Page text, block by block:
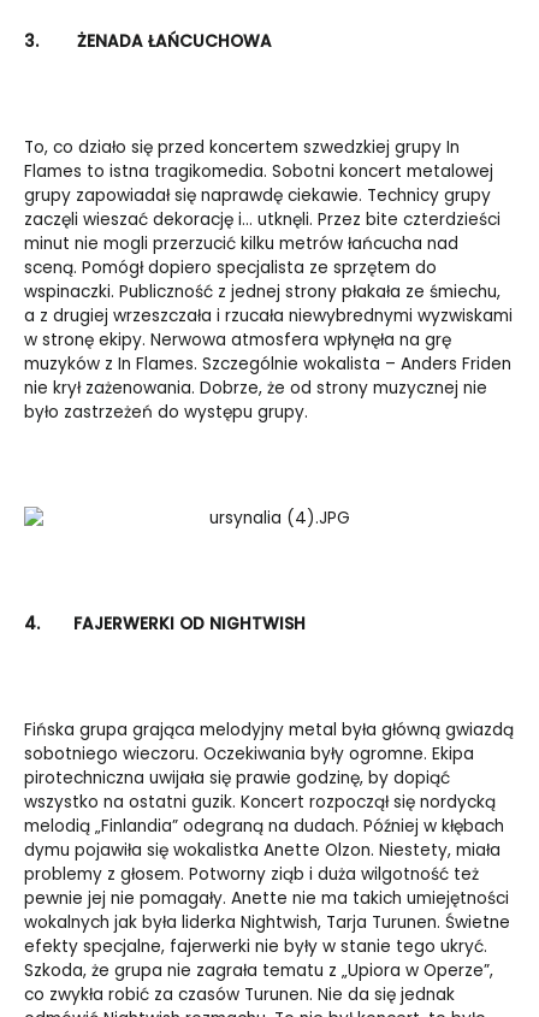
3. ŻENADA ŁAŃCUCHOWA
To, co działo się przed koncertem szwedzkiej grupy In
Flames to istna tragikomedia. Sobotni koncert metalowej
grupy zapowiadał się naprawdę ciekawie. Technicy grupy
zaczęli wieszać dekorację i… utknęli. Przez bite czterdzieści
minut nie mogli przerzucić kilku metrów łańcucha nad
sceną. Pomógł dopiero specjalista ze sprzętem do
wspinaczki. Publiczność z jednej strony płakała ze śmiechu,
a z drugiej wrzeszczała i rzucała niewybrednymi wyzwiskami
w stronę ekipy. Nerwowa atmosfera wpłynęła na grę
muzyków z In Flames. Szczególnie wokalista – Anders Friden
nie krył zażenowania. Dobrze, że od strony muzycznej nie
było zastrzeżeń do występu grupy.
4. FAJERWERKI OD NIGHTWISH
Fińska grupa grająca melodyjny metal była główną gwiazdą
sobotniego wieczoru. Oczekiwania były ogromne. Ekipa
pirotechniczna uwijała się prawie godzinę, by dopiąć
wszystko na ostatni guzik. Koncert rozpoczął się nordycką
melodią „Finlandia” odegraną na dudach. Później w kłębach
dymu pojawiła się wokalistka Anette Olzon. Niestety, miała
problemy z głosem. Potworny ziąb i duża wilgotność też
pewnie jej nie pomagały. Anette nie ma takich umiejętności
wokalnych jak była liderka Nightwish, Tarja Turunen. Świetne
efekty specjalne, fajerwerki nie były w stanie tego ukryć.
Szkoda, że grupa nie zagrała tematu z „Upiora w Operze”,
co zwykła robić za czasów Turunen. Nie da się jednak